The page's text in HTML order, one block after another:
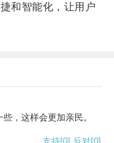
和智能化，让用户
，这样会更加亲民。